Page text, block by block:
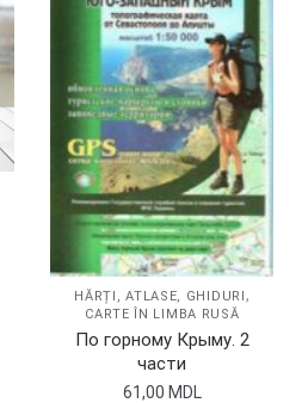
HĂRȚI, ATLASE, GHIDURI,
CARTE ÎN LIMBA RUSĂ
По горному Крыму. 2
части
61,00 MDL